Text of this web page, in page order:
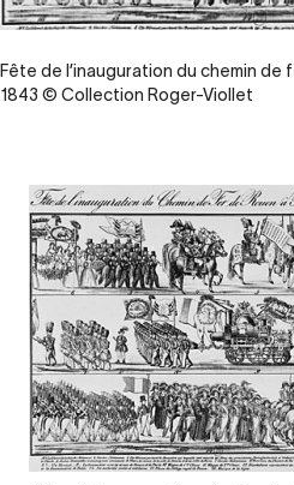
Fête de l’inauguration du chemin de
1843 © Collection Roger-Viollet